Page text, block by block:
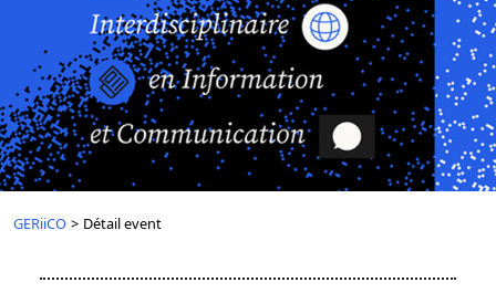
GERiiCO > Détail event